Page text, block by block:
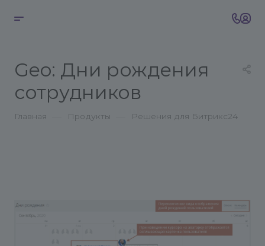
Geo: Дни рождения
сотрудников
Главная Продукты Решения для Битрикс24